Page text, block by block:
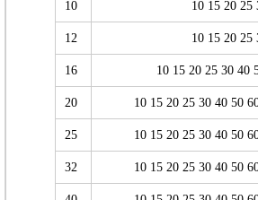
10 10 15 20 25
12 10 15 20 25
16 10 15 20 25 30 40
20 10 15 20 25 30 40 50
25 10 15 20 25 30 40 50
32 10 15 20 25 30 40 50